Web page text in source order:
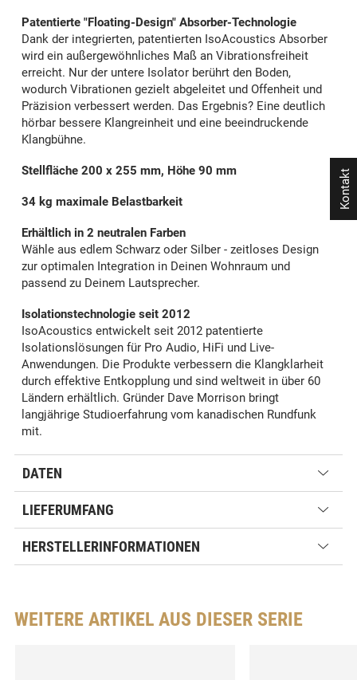
Patentierte "Floating-Design" Absorber-Technologie
Dank der integrierten, patentierten IsoAcoustics Absorber
wird ein außergewöhnliches Maß an Vibrationsfreiheit
erreicht. Nur der untere Isolator berührt den Boden,
wodurch Vibrationen gezielt abgeleitet und Offenheit und
Präzision verbessert werden. Das Ergebnis? Eine deutlich
hörbar bessere Klangreinheit und eine beeindruckende
Klangbühne.
Stellfläche 200 x 255 mm, Höhe 90 mm
34 kg maximale Belastbarkeit
Erhältlich in 2 neutralen Farben
Wähle aus edlem Schwarz oder Silber - zeitloses Design
zur optimalen Integration in Deinen Wohnraum und
passend zu Deinem Lautsprecher.
Isolationstechnologie seit 2012
IsoAcoustics entwickelt seit 2012 patentierte
Isolationslösungen für Pro Audio, HiFi und Live-
Anwendungen. Die Produkte verbessern die Klangklarheit
durch effektive Entkopplung und sind weltweit in über 60
Ländern erhältlich. Gründer Dave Morrison bringt
langjährige Studioerfahrung vom kanadischen Rundfunk
mit.
DATEN
LIEFERUMFANG
HERSTELLERINFORMATIONEN
WEITERE ARTIKEL AUS DIESER SERIE
Kontakt